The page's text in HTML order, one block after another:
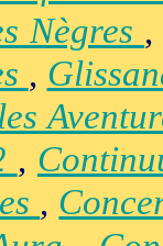
Nègres ,
,
,
,